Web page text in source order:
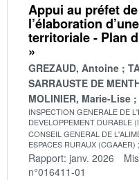
Appui au préfet
l’élaboration
territoriale - Plan
»
GREZAUD, Antoine
SARRAUSTE DE
MOLINIER, Marie-Lise
INSPECTION GENERALE DE
DEVELOPPEMENT DURABLE
CONSEIL GENERAL DE
ESPACES RURAUX (CGAAER)
Rapport: janv. 2026
n°016411-01